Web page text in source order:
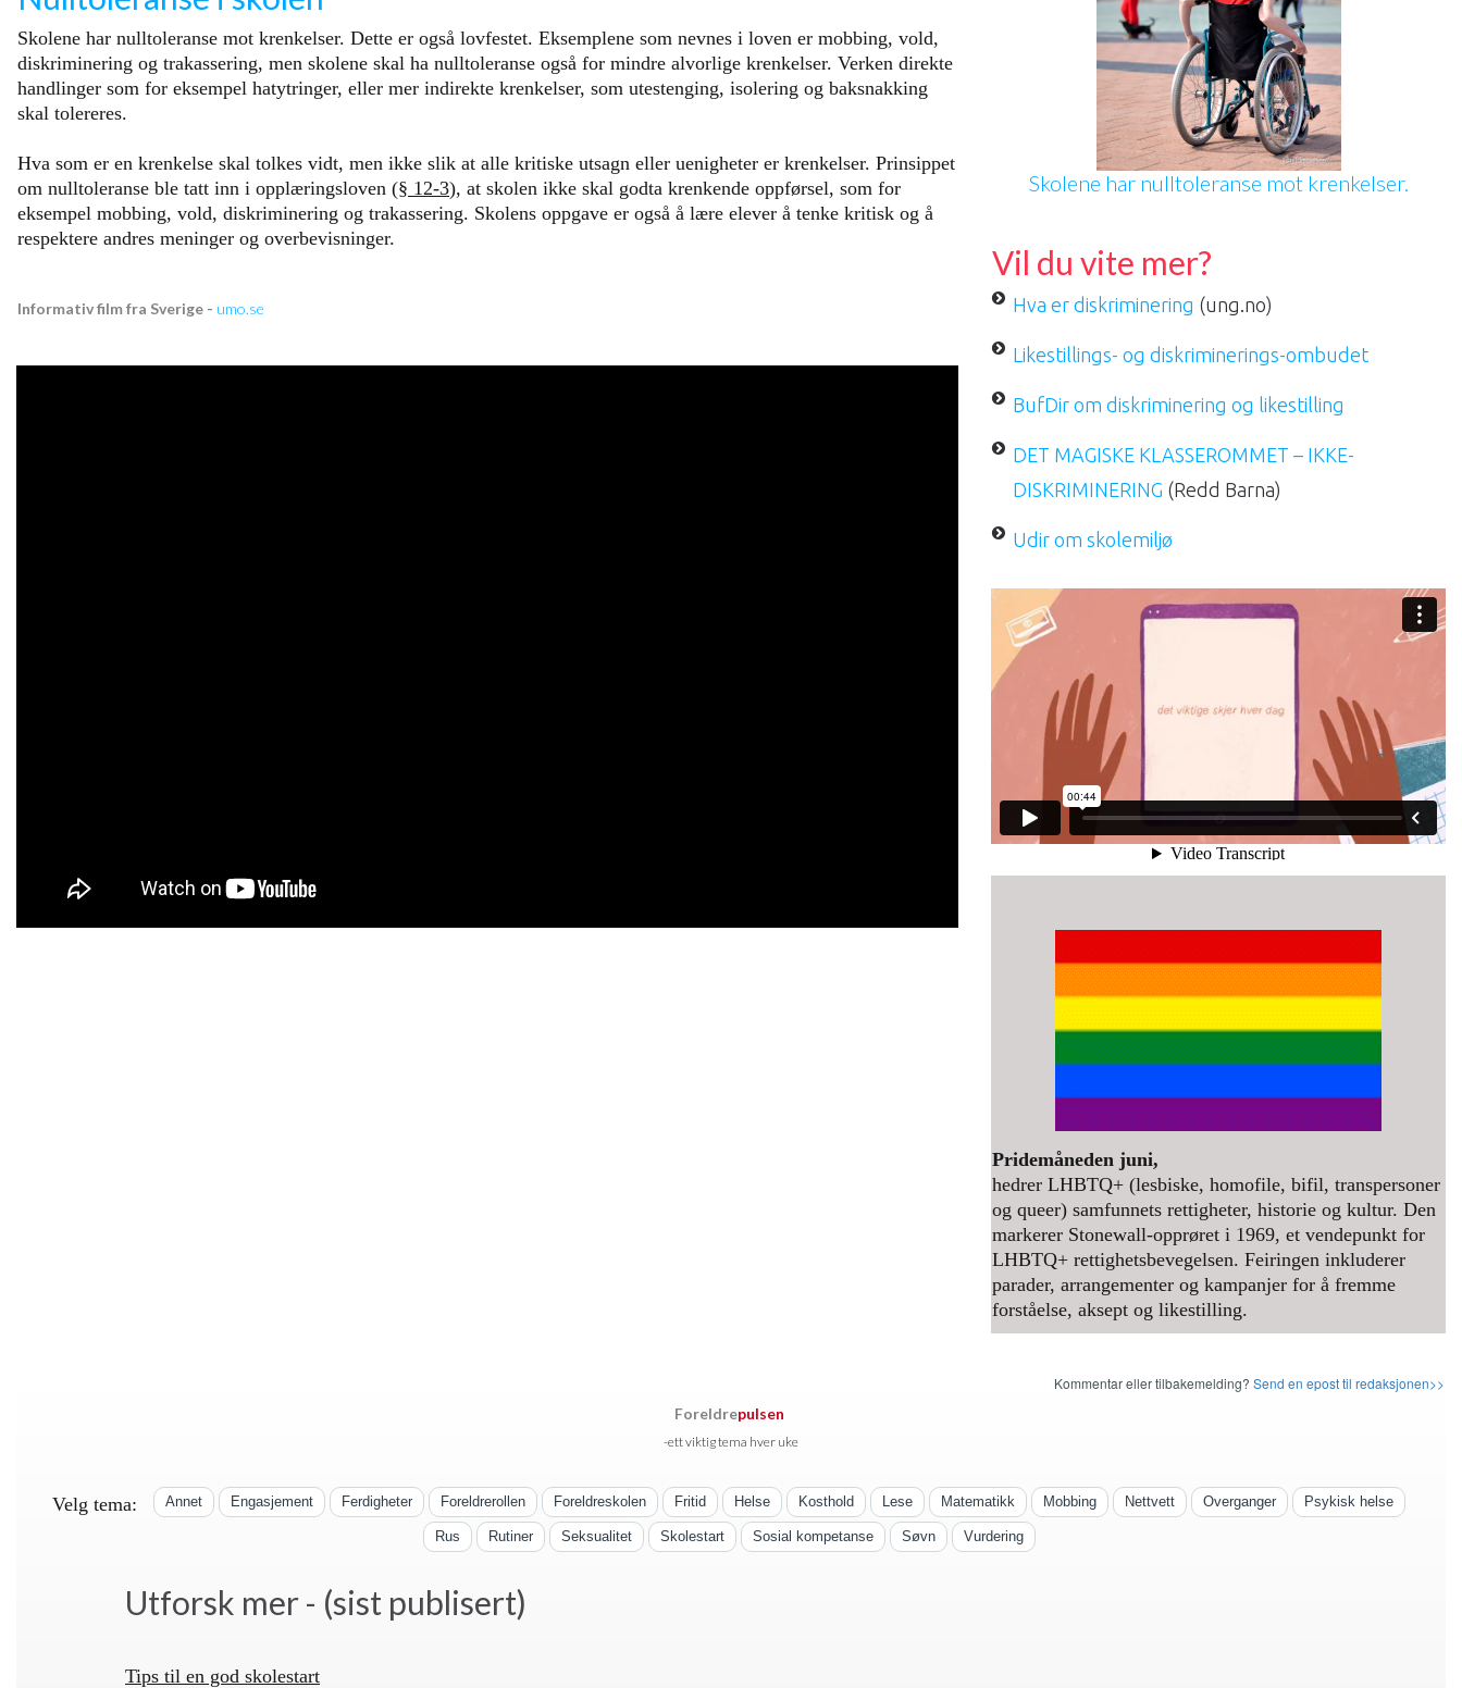
Skolene har nulltoleranse mot krenkelser. Dette er også lovfestet. Eksemplene som nevnes i loven er mobbing, vold,
diskriminering og trakassering, men skolene skal ha nulltoleranse også for mindre alvorlige krenkelser. Verken direkte
handlinger som for eksempel hatytringer, eller mer indirekte krenkelser, som utestenging, isolering og baksnakking
skal tolereres.
Hva som er en krenkelse skal tolkes vidt, men ikke slik at alle kritiske utsagn eller uenigheter er krenkelser. Prinsippet
om nulltoleranse ble tatt inn i opplæringsloven (§ 12-3), at skolen ikke skal godta krenkende oppførsel, som for
eksempel mobbing, vold, diskriminering og trakassering. Skolens oppgave er også å lære elever å tenke kritisk og å
respektere andres meninger og overbevisninger.
Informativ film fra Sverige - umo.se
Skolene har nulltoleranse mot krenkelser.
Vil du vite mer?
Hva er diskriminering (ung.no)
Likestillings- og diskriminerings-ombudet
BufDir om diskriminering og likestilling
DET MAGISKE KLASSEROMMET – IKKE-
DISKRIMINERING (Redd Barna)
Udir om skolemiljø
Pridemåneden juni,
hedrer LHBTQ+ (lesbiske, homofile, bifil, transpersoner
og queer) samfunnets rettigheter, historie og kultur. Den
markerer Stonewall-opprøret i 1969, et vendepunkt for
LHBTQ+ rettighetsbevegelsen. Feiringen inkluderer
parader, arrangementer og kampanjer for å fremme
forståelse, aksept og likestilling.
Kommentar eller tilbakemelding? Send en epost til redaksjonen>>
Foreldrepulsen
-ett viktig tema hver uke
Velg tema: Annet Engasjement Ferdigheter Foreldrerollen Foreldreskolen Fritid Helse Kosthold Lese Matematikk Mobbing Nettvett Overganger Psykisk helse
Rus Rutiner Seksualitet Skolestart Sosial kompetanse Søvn Vurdering
Utforsk mer - (sist publisert)
Tips til en god skolestart